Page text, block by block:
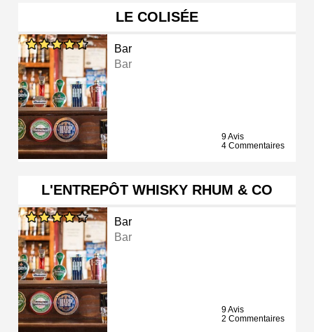
LE COLISÉE
Bar
Bar
9 Avis
4 Commentaires
L'ENTREPÔT WHISKY RHUM & CO
Bar
Bar
9 Avis
2 Commentaires